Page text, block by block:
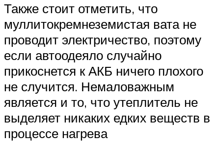
Также стоит отметить, что
муллитокремнеземистая вата не
проводит электричество, поэтому
если автоодеяло случайно
прикоснется к АКБ ничего плохого
не случится. Немаловажным
является и то, что утеплитель не
выделяет никаких едких веществ в
процессе нагрева